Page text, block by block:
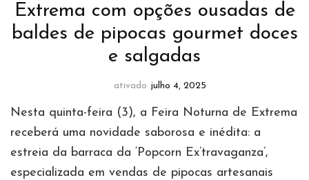
Extrema com opções ousadas de
baldes de pipocas gourmet doces
e salgadas
ativado julho 4, 2025
Nesta quinta-feira (3), a Feira Noturna de Extrema
receberá uma novidade saborosa e inédita: a
estreia da barraca da ‘Popcorn Ex’travaganza’,
especializada em vendas de pipocas artesanais